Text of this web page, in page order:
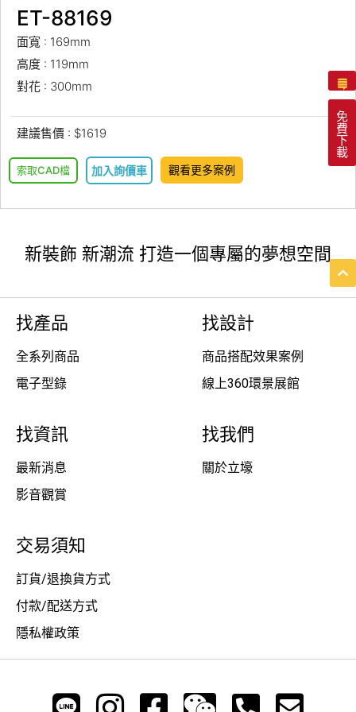
ET-88169
面寬 : 169mm
高度 : 119mm
對花 : 300mm
建議售價 : $1619
索取CAD檔 加入詢價車 觀看更多案例
免
費
下
載
新裝飾 新潮流 打造一個專屬的夢想空間
找產品
全系列商品
電子型錄
找設計
商品搭配效果案例
線上360環景展館
找資訊
最新消息
影音觀賞
找我們
關於立壕
交易須知
訂貨/退換貨方式
付款/配送方式
隱私權政策